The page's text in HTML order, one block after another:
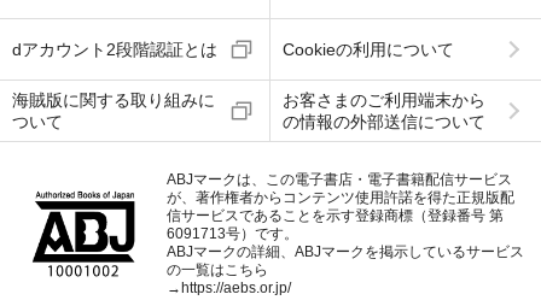
dアカウント2段階認証とは Cookieの利用について
海賊版に関する取り組みに
ついて
お客さまのご利用端末から
の情報の外部送信について
ABJマークは、この電子書店・電子書籍配信サービス
が、著作権者からコンテンツ使用許諾を得た正規版配
信サービスであることを示す登録商標（登録番号 第
6091713号）です。
ABJマークの詳細、ABJマークを掲示しているサービス
の一覧はこちら
→ https://aebs.or.jp/